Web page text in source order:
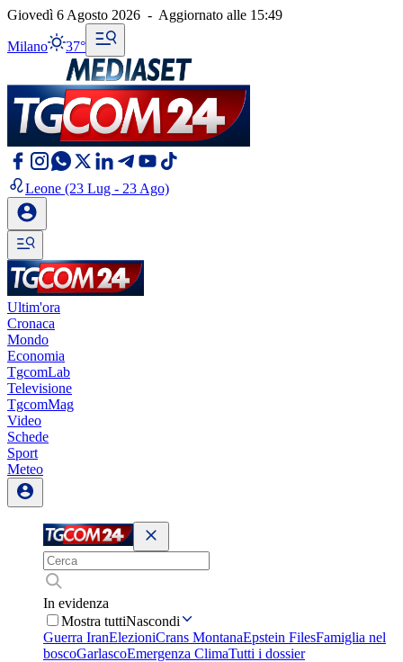
Giovedì 6 Agosto 2026 - Aggiornato alle 15:49
Milano 37°
Leone (23 Lug - 23 Ago)
Ultim'ora
Cronaca
Mondo
Economia
TgcomLab
Televisione
TgcomMag
Video
Schede
Sport
Meteo
In evidenza
Mostra tuttiNascondi
Guerra IranElezioniCrans MontanaEpstein FilesFamiglia nel
boscoGarlascoEmergenza ClimaTutti i dossier